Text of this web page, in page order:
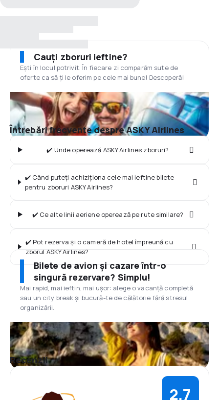
Cauți zboruri ieftine?
Ești în locul potrivit. În fiecare zi comparăm sute de
oferte ca să ți le oferim pe cele mai bune! Descoperă!
Întrebări frecvente despre ASKY Airlines
✔️ Unde operează ASKY Airlines zboruri?
✔️ Când puteți achiziționa cele mai ieftine bilete
pentru zboruri ASKY Airlines?
✔️ Ce alte linii aeriene operează pe rute similare?
✔️ Pot rezerva și o cameră de hotel împreună cu
zborul ASKY Airlines?
Bilete de avion și cazare într-o
singură rezervare? Simplu!
Mai rapid, mai ieftin, mai ușor: alege o vacanță completă
sau un city break și bucură-te de călătorie fără stresul
organizării.
Recenzii
2,7